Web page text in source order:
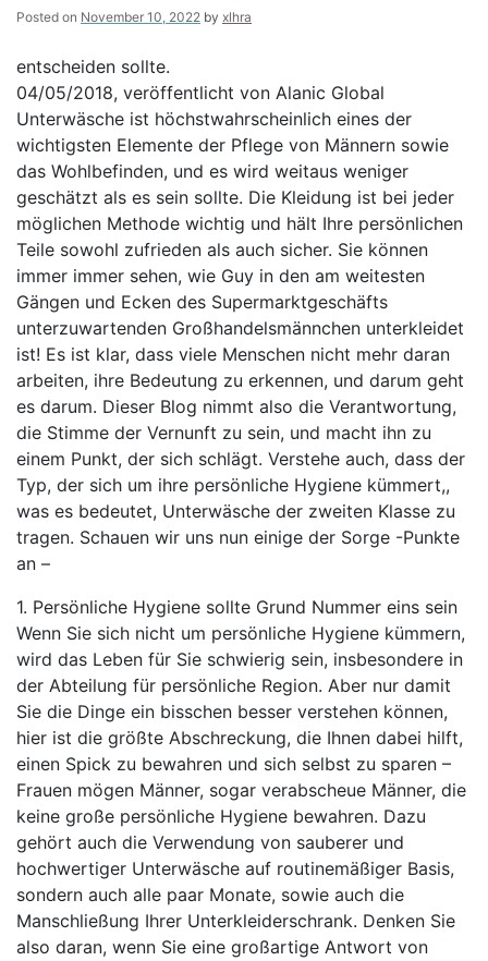
von
Size
einkaufen!
Posted on November 10, 2022 by xlhra
entscheiden sollte.
04/05/2018, veröffentlicht von Alanic Global
Unterwäsche ist höchstwahrscheinlich eines der
wichtigsten Elemente der Pflege von Männern sowie
das Wohlbefinden, und es wird weitaus weniger
geschätzt als es sein sollte. Die Kleidung ist bei jeder
möglichen Methode wichtig und hält Ihre persönlichen
Teile sowohl zufrieden als auch sicher. Sie können
immer immer sehen, wie Guy in den am weitesten
Gängen und Ecken des Supermarktgeschäfts
unterzuwartenden Großhandelsmännchen unterkleidet
ist! Es ist klar, dass viele Menschen nicht mehr daran
arbeiten, ihre Bedeutung zu erkennen, und darum geht
es darum. Dieser Blog nimmt also die Verantwortung,
die Stimme der Vernunft zu sein, und macht ihn zu
einem Punkt, der sich schlägt. Verstehe auch, dass der
Typ, der sich um ihre persönliche Hygiene kümmert,,
was es bedeutet, Unterwäsche der zweiten Klasse zu
tragen. Schauen wir uns nun einige der Sorge -Punkte
an –
1. Persönliche Hygiene sollte Grund Nummer eins sein
Wenn Sie sich nicht um persönliche Hygiene kümmern,
wird das Leben für Sie schwierig sein, insbesondere in
der Abteilung für persönliche Region. Aber nur damit
Sie die Dinge ein bisschen besser verstehen können,
hier ist die größte Abschreckung, die Ihnen dabei hilft,
einen Spick zu bewahren und sich selbst zu sparen –
Frauen mögen Männer, sogar verabscheue Männer, die
keine große persönliche Hygiene bewahren. Dazu
gehört auch die Verwendung von sauberer und
hochwertiger Unterwäsche auf routinemäßiger Basis,
sondern auch alle paar Monate, sowie auch die
Manschließung Ihrer Unterkleiderschrank. Denken Sie
also daran, wenn Sie eine großartige Antwort von